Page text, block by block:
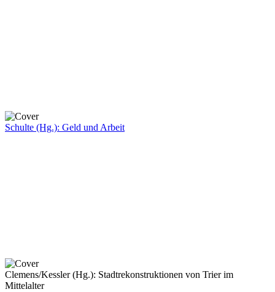
Schulte (Hg.): Geld und Arbeit
Clemens/Kessler (Hg.): Stadtrekonstruktionen von Trier im
Mittelalter